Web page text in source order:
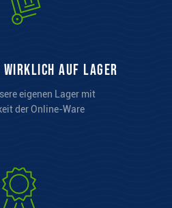
auf Lager
eigenen Lager mit
der Online-Ware